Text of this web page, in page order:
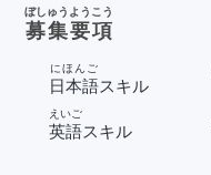
募集要項
ぼしゅうようこう
日本語
にほんご
スキル
英語
えいご
スキル